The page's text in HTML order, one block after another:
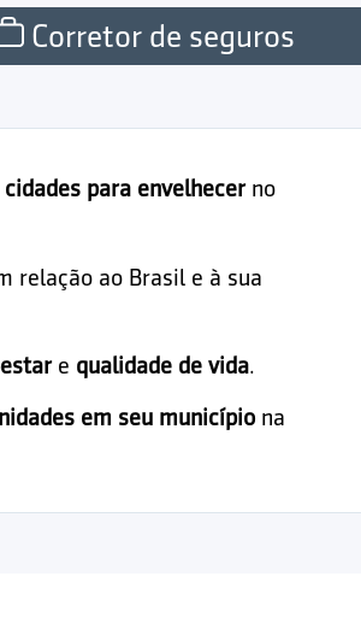
Corretor de seguros
para envelhecerno
relação ao Brasil e à sua
e qualidade de vida.
em seu município na